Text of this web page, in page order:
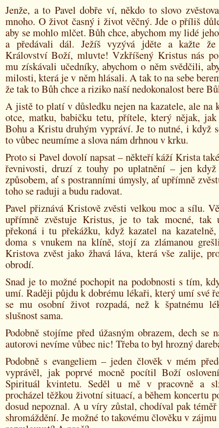
Jenže, a to Pavel dobře ví, někdo to slovo
mnoho. O život časný i život věčný. Jde o příliš
aby se mohlo mlčet. Bůh chce, abychom my lidé
a předávali dál. Ježíš vyzývá jděte a kažte
Království Boží, mluvte! Vzkříšený Kristus nás
mu získávali učedníky, abychom o něm svědčili,
milosti, která je v něm hlásali. A tak to na sebe
že tak to Bůh chce a riziko naší nedokonalost bere
A jistě to platí v důsledku nejen na kazatele, ale na
otce, matku, babičku tetu, přítele, který nějak,
Bohu a Kristu druhým vypráví. Je to nutné, i když
to vůbec neumíme a slova nám drhnou v krku.
Proto si Pavel dovolí napsat – někteří káží Krista
řevnivosti, druzí z touhy po uplatnění – jen
způsobem, ať s postranními úmysly, ať upřímně
toho se raduji a budu radovat.
Pavel přiznává Kristově zvěsti velkou moc a sílu.
upřímně zvěstuje Kristus, je to tak mocné, tak
překoná i tu překážku, když kazatel na
doma s vnukem na klíně, stojí za zlámanou
Kristova zvěst jako žhavá láva, která vše zalije,
obrodí.
Snad je to možné pochopit na podobnosti s tím,
umí. Raději půjdu k dobrému lékaři, který umí své
se mu osobní život rozpadá, než k špatnému
slušnost sama.
Podobně stojíme před úžasným obrazem, dech se
autorovi nevíme vůbec nic! Třeba to byl hrozný
Podobně s evangeliem – jeden člověk v mém
vyprávěl, jak poprvé mocně pocítil Boží
Spirituál kvintetu. Seděl u mě v pracovně a
procházel těžkou životní situací, a během koncertu
dosud nepoznal. A u víry zůstal, chodíval pak
shromáždění. Je možné to takovému člověku v